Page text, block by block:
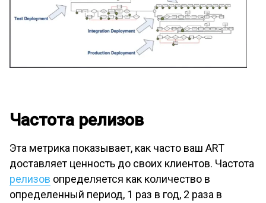
Частота релизов
Эта метрика показывает, как часто ваш ART
доставляет ценность до своих клиентов. Частота
релизов определяется как количество в
определенный период, 1 раз в год, 2 раза в